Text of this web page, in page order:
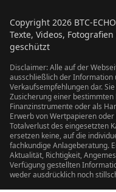
Copyright 2026 BTC-
Texte, Videos,
geschützt
Disclaimer: Alle auf der
ausschließlich der Information
Verkaufsempfehlungen dar.
Zusicherung einer
Finanzinstrumente oder als
Erwerb von Wertpapieren
Totalverlust des eingesetzten
ersetzen keine, auf die
fachkundige Anlageberatung.
Aktualität, Richtigkeit,
Verfügung gestellten
weder ausdrücklich noch